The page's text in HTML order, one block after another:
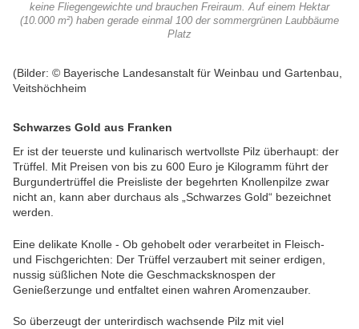
keine Fliegengewichte und brauchen Freiraum. Auf einem Hektar
(10.000 m²) haben gerade einmal 100 der sommergrünen Laubbäume
Platz
(Bilder: © Bayerische Landesanstalt für Weinbau und Gartenbau,
Veitshöchheim
Schwarzes Gold aus Franken
Er ist der teuerste und kulinarisch wertvollste Pilz überhaupt: der
Trüffel. Mit Preisen von bis zu 600 Euro je Kilogramm führt der
Burgundertrüffel die Preisliste der begehrten Knollenpilze zwar
nicht an, kann aber durchaus als „Schwarzes Gold“ bezeichnet
werden.
Eine delikate Knolle - Ob gehobelt oder verarbeitet in Fleisch-
und Fischgerichten: Der Trüffel verzaubert mit seiner erdigen,
nussig süßlichen Note die Geschmacksknospen der
Genießerzunge und entfaltet einen wahren Aromenzauber.
So überzeugt der unterirdisch wachsende Pilz mit viel